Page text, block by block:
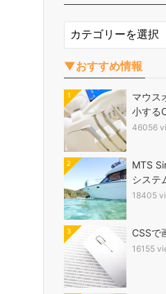
▼おすすめ情報
1
マウス
小する
46056
2
MTS
システ
18405
3 CSSで
16155